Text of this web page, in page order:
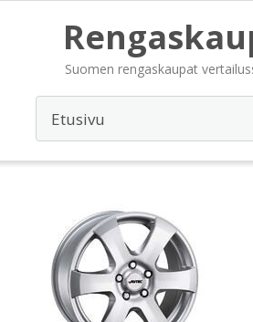
Suomen rengaskaupat